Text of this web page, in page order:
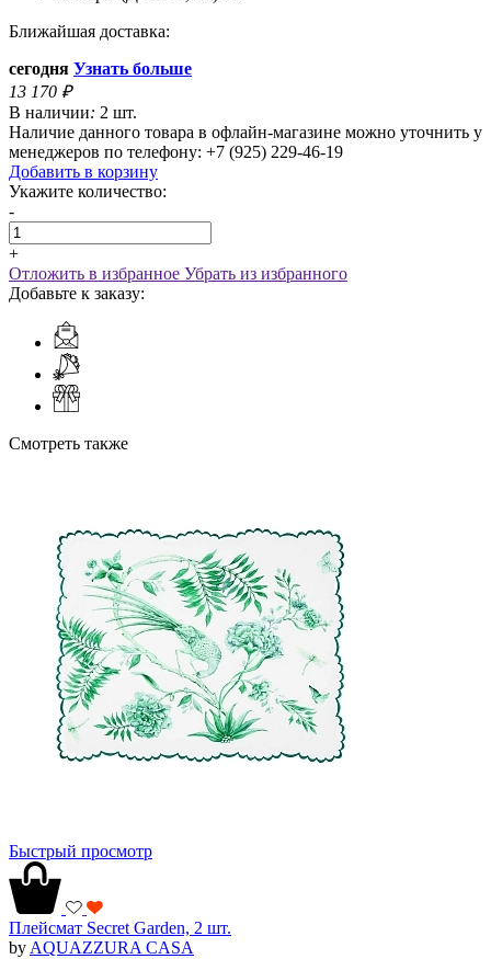
Ближайшая доставка:
сегодня Узнать больше
13 170 ₽
В наличии: 2 шт.
Наличие данного товара в офлайн-магазине можно уточнить у
менеджеров по телефону: +7 (925) 229-46-19
Добавить в корзину
Укажите количество:
-
+
Отложить в избранное Убрать из избранного
Добавьте к заказу:
Смотреть также
Быстрый просмотр
Плейсмат Secret Garden, 2 шт.
by AQUAZZURA CASA